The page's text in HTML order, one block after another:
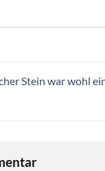
Stein war wohl